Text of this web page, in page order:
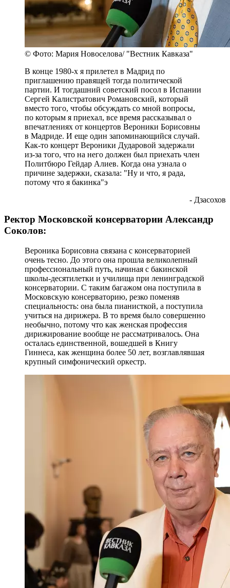
© Фото: Мария Новоселова/ "Вестник Кавказа"
В конце 1980-х я прилетел в Мадрид по
приглашению правящей тогда политической
партии. И тогдашний советский посол в Испании
Сергей Калистратович Романовский, который
вместо того, чтобы обсуждать со мной вопросы,
по которым я приехал, все время рассказывал о
впечатлениях от концертов Вероники Борисовны
в Мадриде. И еще один запоминающийся случай.
Как-то концерт Вероники Дударовой задержали
из-за того, что на него должен был приехать член
Политбюро Гейдар Алиев. Когда она узнала о
причине задержки, сказала: "Ну и что, я рада,
потому что я бакинка"э
- Дзасохов
Ректор Московской консерватории Александр
Соколов:
Вероника Борисовна связана с консерваторией
очень тесно. До этого она прошла великолепный
профессиональный путь, начиная с бакинской
школы-десятилетки и училища при ленинградской
консерватории. С таким багажом она поступила в
Московскую консерваторию, резко поменяв
специальность: она была пианисткой, а поступила
учиться на дирижера. В то время было совершенно
необычно, потому что как женская профессия
дирижирование вообще не рассматривалось. Она
осталась единственной, вошедшей в Книгу
Гиннеса, как женщина более 50 лет, возглавлявшая
крупный симфонический оркестр.